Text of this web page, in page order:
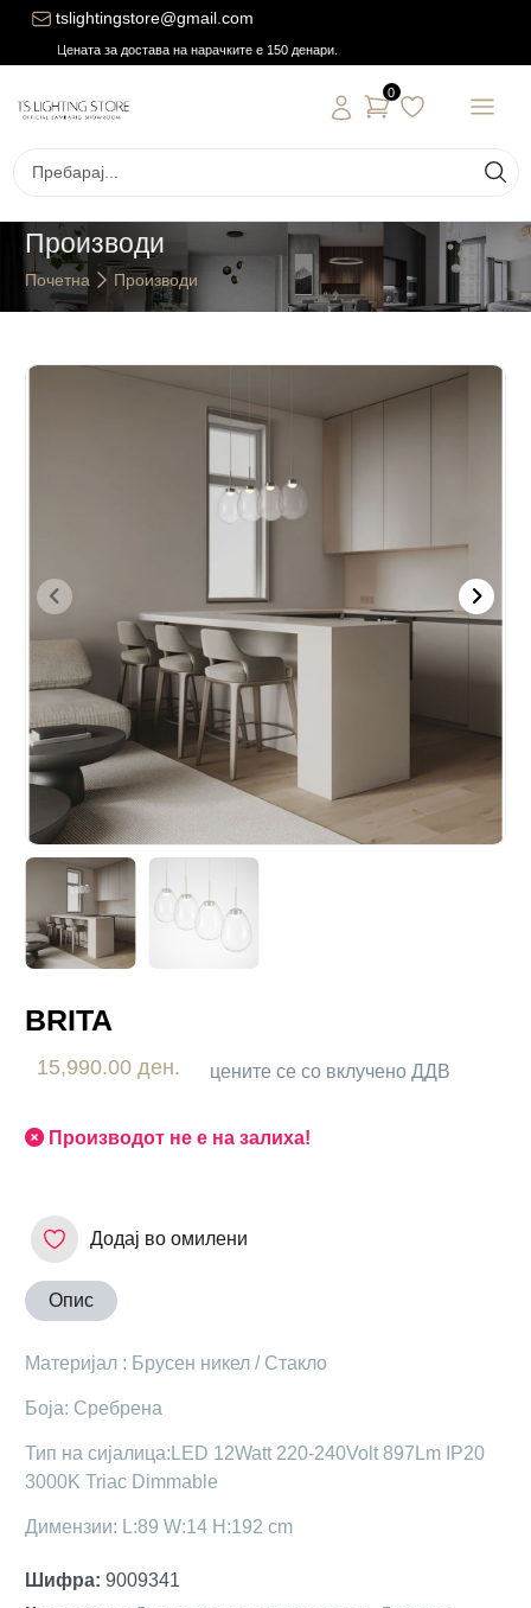
tslightingstore@gmail.com
Цената за достава на нарачките е 150 денари.
0
Производи
Почетна Производи
BRITA
15,990.00 ден. цените се со вклучено ДДВ
Производот не е на залиха!
Додај во омилени
Опис
Материјал : Брусен никел / Стакло
Боја: Сребрена
Тип на сијалица:LED 12Watt 220-240Volt 897Lm IP20
3000K Triac Dimmable
Димензии: L:89 W:14 H:192 cm
Шифра: 9009341